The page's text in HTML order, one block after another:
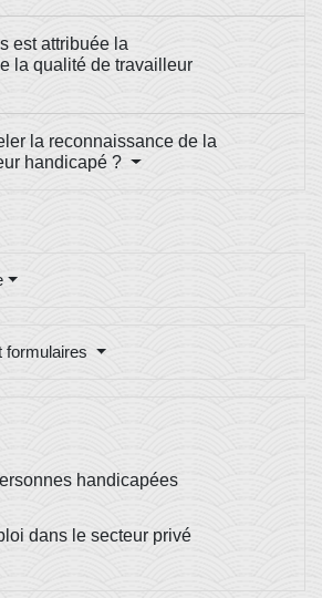
est attribuée la
la qualité de travailleur
la reconnaissance de la
handicapé ?
formulaires
handicapées
dans le secteur privé